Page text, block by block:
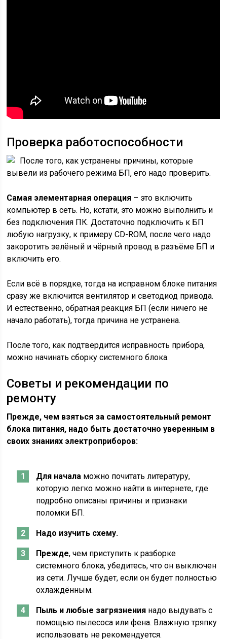
Проверка работоспособности
После того, как устранены причины, которые
вывели из рабочего режима БП, его надо проверить.
Самая элементарная операция – это включить
компьютер в сеть. Но, кстати, это можно выполнить и
без подключения ПК. Достаточно подключить к БП
любую нагрузку, к примеру CD-ROM, после чего надо
закоротить зелёный и чёрный провод в разъёме БП и
включить его.
Если всё в порядке, тогда на исправном блоке питания
сразу же включится вентилятор и светодиод привода.
И естественно, обратная реакция БП (если ничего не
начало работать), тогда причина не устранена.
После того, как подтвердится исправность прибора,
можно начинать сборку системного блока.
Советы и рекомендации по
ремонту
Прежде, чем взяться за самостоятельный ремонт
блока питания, надо быть достаточно уверенным в
своих знаниях электроприборов:
Для начала можно почитать литературу,
которую легко можно найти в интернете, где
подробно описаны причины и признаки
поломки БП.
Надо изучить схему.
Прежде, чем приступить к разборке
системного блока, убедитесь, что он выключен
из сети. Лучше будет, если он будет полностью
охлаждённым.
Пыль и любые загрязнения надо выдувать с
помощью пылесоса или фена. Влажную тряпку
использовать не рекомендуется.